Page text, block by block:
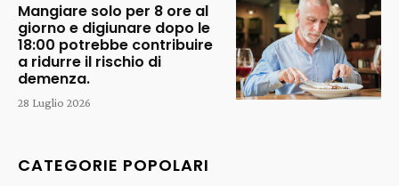
Mangiare solo per 8 ore al
giorno e digiunare dopo le
18:00 potrebbe contribuire
a ridurre il rischio di
demenza.
28 Luglio 2026
CATEGORIE POPOLARI